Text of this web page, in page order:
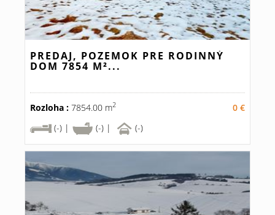
PREDAJ, POZEMOK PRE RODINNÝ
DOM 7854 M²...
Rozloha : 7854.00 m2
0 €
(-) |
(-) | (-)